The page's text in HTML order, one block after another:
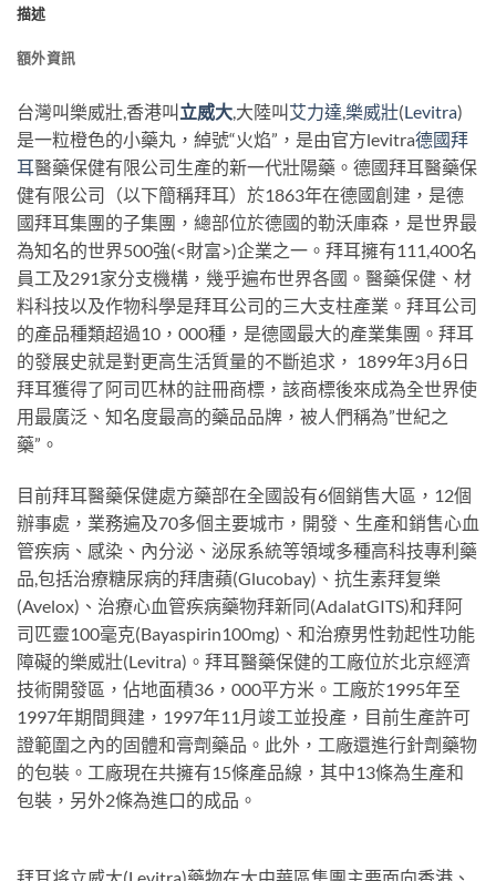
描述
額外資訊
台灣叫樂威壯,香港叫立威大,大陸叫艾力達,樂威壯(Levitra)
是一粒橙色的小藥丸，綽號“火焰”，是由官方levitra德國拜
耳醫藥保健有限公司生產的新一代壯陽藥。德國拜耳醫藥保
健有限公司（以下簡稱拜耳）於1863年在德國創建，是德
國拜耳集團的子集團，總部位於德國的勒沃庫森，是世界最
為知名的世界500強(<財富>)企業之一。拜耳擁有111,400名
員工及291家分支機構，幾乎遍布世界各國。醫藥保健、材
料科技以及作物科學是拜耳公司的三大支柱產業。拜耳公司
的產品種類超過10，000種，是德國最大的產業集團。拜耳
的發展史就是對更高生活質量的不斷追求， 1899年3月6日
拜耳獲得了阿司匹林的註冊商標，該商標後來成為全世界使
用最廣泛、知名度最高的藥品品牌，被人們稱為”世紀之
藥”。
目前拜耳醫藥保健處方藥部在全國設有6個銷售大區，12個
辦事處，業務遍及70多個主要城市，開發、生產和銷售心血
管疾病、感染、內分泌、泌尿系統等領域多種高科技專利藥
品,包括治療糖尿病的拜唐蘋(Glucobay)、抗生素拜复樂
(Avelox)、治療心血管疾病藥物拜新同(AdalatGITS)和拜阿
司匹靈100毫克(Bayaspirin100mg)、和治療男性勃起性功能
障礙的樂威壯(Levitra)。拜耳醫藥保健的工廠位於北京經濟
技術開發區，佔地面積36，000平方米。工廠於1995年至
1997年期間興建，1997年11月竣工並投產，目前生產許可
證範圍之內的固體和膏劑藥品。此外，工廠還進行針劑藥物
的包裝。工廠現在共擁有15條產品線，其中13條為生產和
包裝，另外2條為進口的成品。